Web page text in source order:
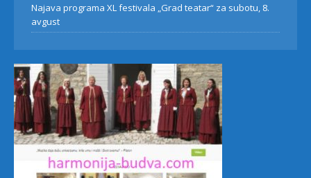
Najava programa XL festivala „Grad teatar“ za subotu, 8.
avgust